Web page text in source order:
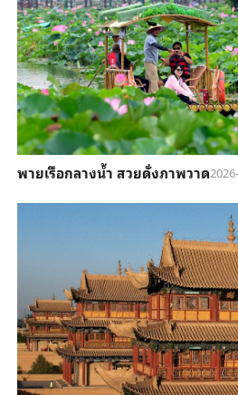
พายเรือกลางน้ำ สวยดั่งภาพวาด